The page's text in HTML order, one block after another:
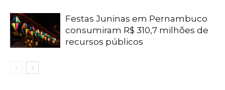
Festas Juninas em Pernambuco
consumiram R$ 310,7 milhões de
recursos públicos